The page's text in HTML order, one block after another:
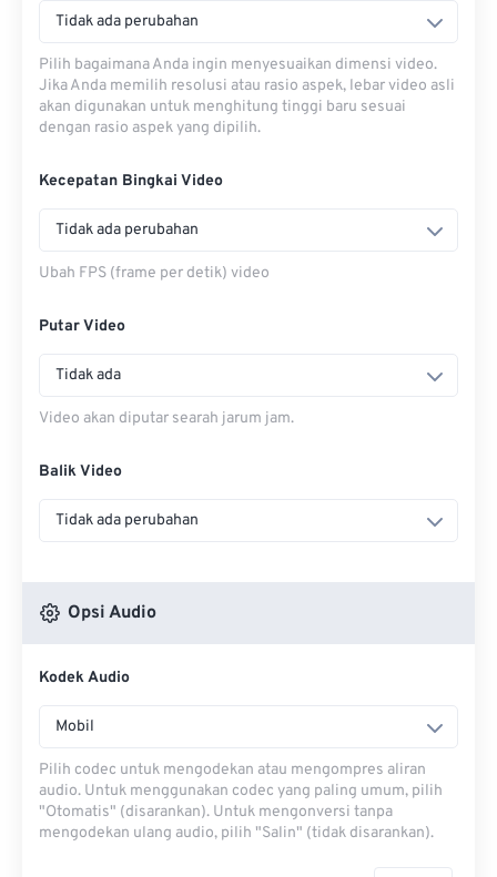
Tidak ada perubahan
Pilih bagaimana Anda ingin menyesuaikan dimensi video.
Jika Anda memilih resolusi atau rasio aspek, lebar video asli
akan digunakan untuk menghitung tinggi baru sesuai
dengan rasio aspek yang dipilih.
Kecepatan Bingkai Video
Tidak ada perubahan
Ubah FPS (frame per detik) video
Putar Video
Tidak ada
Video akan diputar searah jarum jam.
Balik Video
Tidak ada perubahan
Opsi Audio
Kodek Audio
Mobil
Pilih codec untuk mengodekan atau mengompres aliran
audio. Untuk menggunakan codec yang paling umum, pilih
"Otomatis" (disarankan). Untuk mengonversi tanpa
mengodekan ulang audio, pilih "Salin" (tidak disarankan).